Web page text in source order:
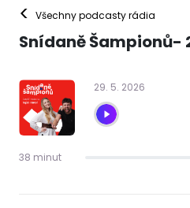
< Všechny podcasty rádia
Snídaně Šampionů-
29. 5. 2026
38 minut